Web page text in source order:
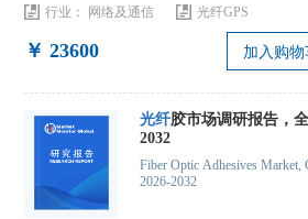
行业： 网络及通信 光纤GPS
￥ 23600 加入购物
光纤胶市场调研报告，
2032
Fiber Optic Adhesives Market,
2026-2032